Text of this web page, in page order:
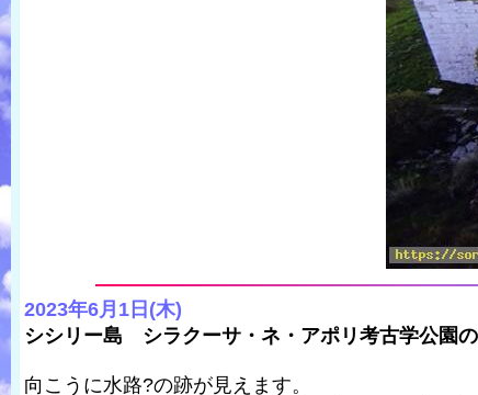
2023年6月1日(木)
シシリー島 シラクーサ・ネ・アポリ考古学公園
向こうに水路?の跡が見えます。